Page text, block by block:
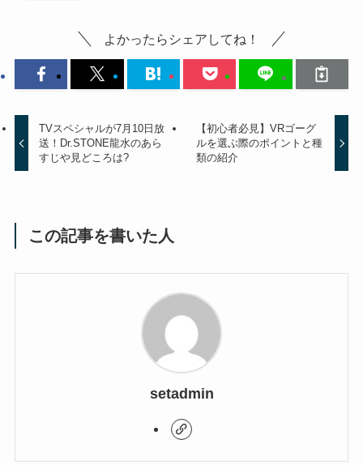
よかったらシェアしてね！
TVスペシャルが7月10日放
送！Dr.STONE龍水のあら
すじや見どころは?
【初心者必見】VRゴーグ
ルを選ぶ際のポイントと種
類の紹介
この記事を書いた人
setadmin